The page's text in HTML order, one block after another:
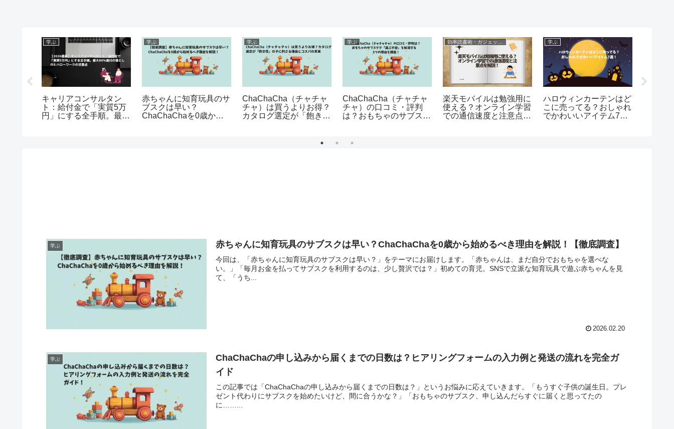
学ぶ
キャリアコンサルタン
ト：給付金で「実質5万
円」にする全手順。最大
学ぶ
赤ちゃんに知育玩具のサ
ブスクは早い？
ChaChaChaを0歳から
学ぶ
ChaChaCha（チャチャ
チャ）は買うよりお得？
カタログ選定が「飽き
学ぶ
ChaChaCha（チャチャ
チャ）の口コミ・評判
は？おもちゃのサブスク
効率読書術・ガジェット・ツールを学ぶ
楽天モバイルは勉強用に
使える？オンライン学習
での通信速度と注意点を
学ぶ
ハロウィンカーテンはど
こに売ってる？おしゃれ
でかわいいアイテム7
学ぶ 赤ちゃんに知育玩具のサブスクは早い？ChaChaChaを0歳から始めるべき理由を解説！【徹底調査】
今回は、「赤ちゃんに知育玩具のサブスクは早い？」をテーマにお届けします。「赤ちゃんは、まだ自分でおもちゃを選べな
い。」「毎月お金を払ってサブスクを利用するのは、少し贅沢では？」初めての育児。SNSで立派な知育玩具で遊ぶ赤ちゃんを見
て、「うち...
2026.02.20
学ぶ
ChaChaChaの申し込みから届くまでの日数は？ヒアリングフォームの入力例と発送の流れを完全ガ
イド
この記事では「ChaChaChaの申し込みから届くまでの日数は？」というお悩みに応えていきます。「もうすぐ子供の誕生日。プレ
ゼント代わりにサブスクを始めたいけど、間に合うかな？」「おもちゃのサブスク、申し込んだらすぐに届くと思ってたの
に……...